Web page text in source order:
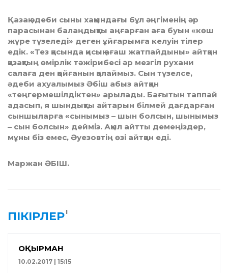
Қазақ әдеби сыны хақындағы бұл әңгіменің әр
парасынан балаңдықты аңғарған аға буын «көш
жүре түзеледі» деген ұйғарымға келуін тілер
едік. «Тез қасында қисық ағаш жатпайдыны» айтқан
қазақтың өмірлік тәжірибесі әр мезгіл рухани
салаға ден қойғанын қалаймыз. Сын түзелсе,
әдеби ахуалымыз Әбіш абыз айтқан
«теңгермешілдіктен» арылады. Бағытын таппай
адасып, я шындықты айтарын білмей дағдарған
сыншыларға «сынымыз – шын болсын, шынымыз
– сын болсын» дейміз. Ақыл айтты демеңіздер,
мұны біз емес, Әуезовтің өзі айтқан еді.
Маржан ӘБІШ.
ПІКІРЛЕР1
ОҚЫРМАН
10.02.2017 | 15:15